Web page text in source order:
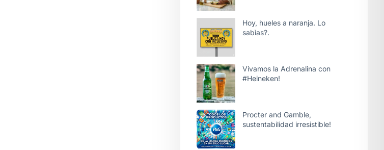
Hoy, hueles a naranja. Lo
sabìas?.
Vivamos la Adrenalina con
#Heineken!
Procter and Gamble,
sustentabilidad irresistible!